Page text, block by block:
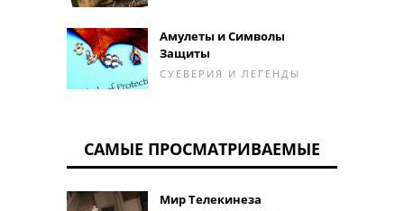
Амулеты и Символы
Защиты
СУЕВЕРИЯ И ЛЕГЕНДЫ
САМЫЕ ПРОСМАТРИВАЕМЫЕ
Мир Телекинеза